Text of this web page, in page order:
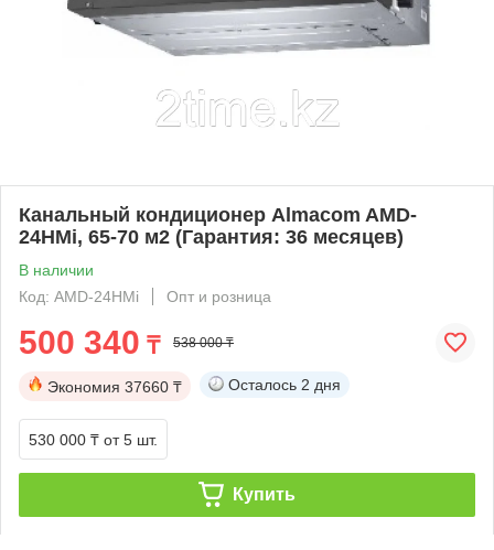
Канальный кондиционер Almacom AMD-
24HМi, 65-70 м2 (Гарантия: 36 месяцев)
В наличии
Код: AMD-24HМi
Опт и розница
500 340 ₸ 538 000 ₸
Экономия 37660 ₸ Осталось 2 дня
530 000 ₸ от 5 шт.
Купить